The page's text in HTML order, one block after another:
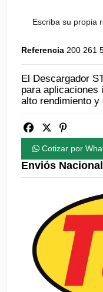
Escriba su propia
Referencia 200 261
El Descargador
para aplicaciones
alto rendimiento y
Cotizar por
Enviós